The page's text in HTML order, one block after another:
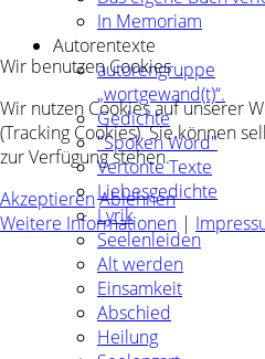
In Memoriam
Autorentexte
autorengruppe
„wortgewand(t)“.
Gedichte
"Spoken Word"
Vertonte Texte
Liebesgedichte
Lyrik
Seelenleiden
Alt werden
Einsamkeit
Abschied
Heilung
Wir benutzen Cookies
Wir nutzen Cookies auf unserer
(Tracking Cookies). Sie können
zur Verfügung stehen.
AkzeptierenAblehnen
Weitere Informationen |